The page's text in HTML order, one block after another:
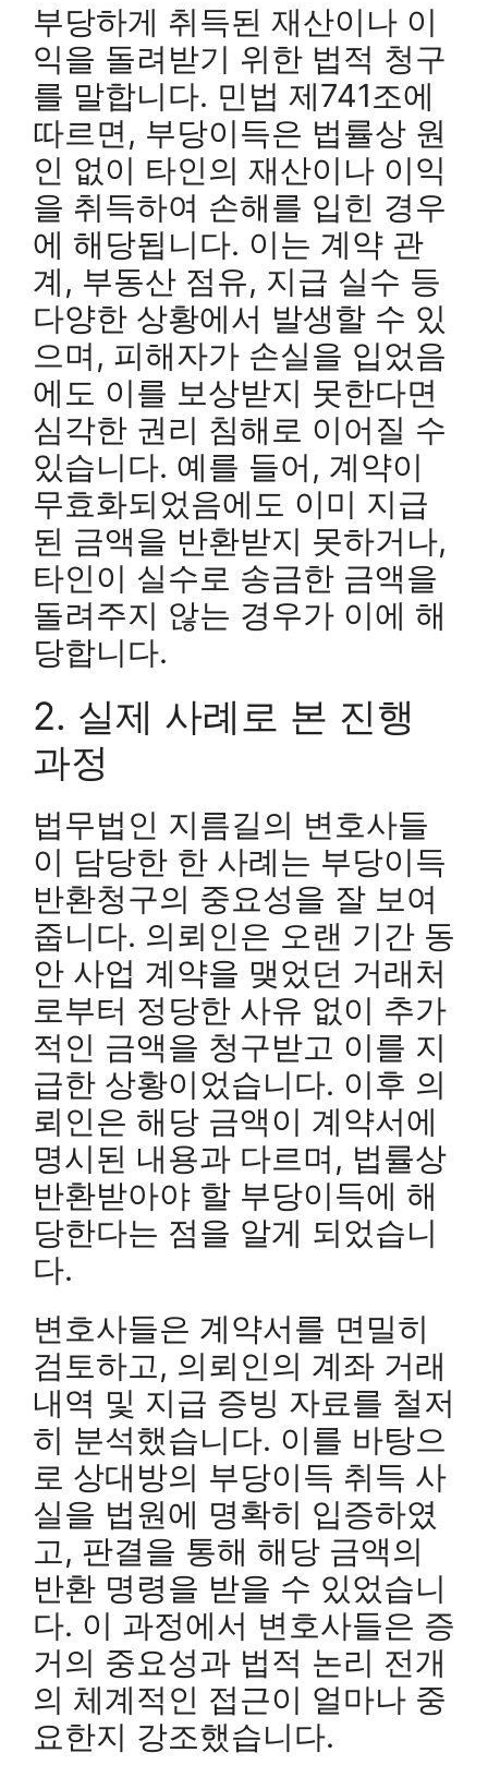
부당하게 취득된 재산이나 이
익을 돌려받기 위한 법적 청구
를 말합니다. 민법 제741조에
따르면, 부당이득은 법률상 원
인 없이 타인의 재산이나 이익
을 취득하여 손해를 입힌 경우
에 해당됩니다. 이는 계약 관
계, 부동산 점유, 지급 실수 등
다양한 상황에서 발생할 수 있
으며, 피해자가 손실을 입었음
에도 이를 보상받지 못한다면
심각한 권리 침해로 이어질 수
있습니다. 예를 들어, 계약이
무효화되었음에도 이미 지급
된 금액을 반환받지 못하거나,
타인이 실수로 송금한 금액을
돌려주지 않는 경우가 이에 해
당합니다.
2. 실제 사례로 본 진행
과정
법무법인 지름길의 변호사들
이 담당한 한 사례는 부당이득
반환청구의 중요성을 잘 보여
줍니다. 의뢰인은 오랜 기간 동
안 사업 계약을 맺었던 거래처
로부터 정당한 사유 없이 추가
적인 금액을 청구받고 이를 지
급한 상황이었습니다. 이후 의
뢰인은 해당 금액이 계약서에
명시된 내용과 다르며, 법률상
반환받아야 할 부당이득에 해
당한다는 점을 알게 되었습니
다.
변호사들은 계약서를 면밀히
검토하고, 의뢰인의 계좌 거래
내역 및 지급 증빙 자료를 철저
히 분석했습니다. 이를 바탕으
로 상대방의 부당이득 취득 사
실을 법원에 명확히 입증하였
고, 판결을 통해 해당 금액의
반환 명령을 받을 수 있었습니
다. 이 과정에서 변호사들은 증
거의 중요성과 법적 논리 전개
의 체계적인 접근이 얼마나 중
요한지 강조했습니다.